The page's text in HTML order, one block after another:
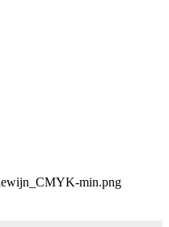
min.png